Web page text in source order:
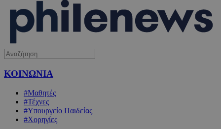
ΚΟΙΝΩΝΙΑ
#Μαθητές
#Τέχνες
#Υπουργείο Παιδείας
#Χορηγίες